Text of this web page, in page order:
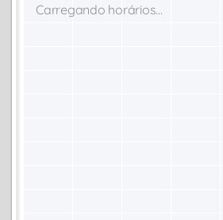
Carregando horários...